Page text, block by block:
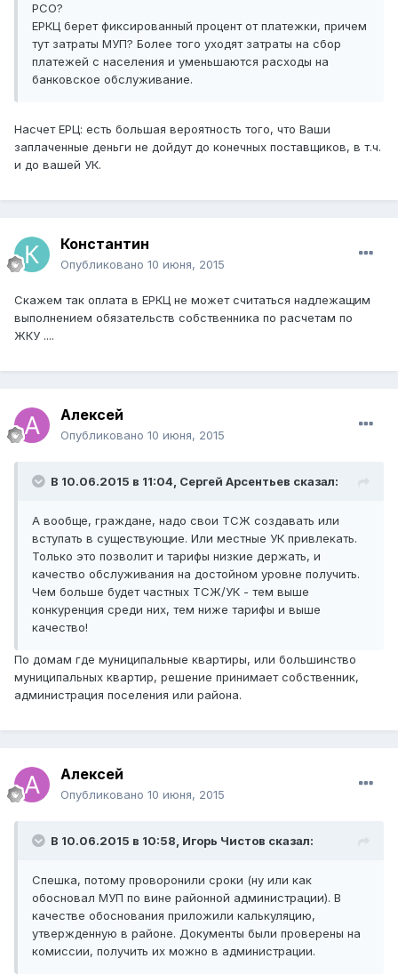
РСО?
ЕРКЦ берет фиксированный процент от платежки, причем
тут затраты МУП? Более того уходят затраты на сбор
платежей с населения и уменьшаются расходы на
банковское обслуживание.
Насчет ЕРЦ: есть большая вероятность того, что Ваши
заплаченные деньги не дойдут до конечных поставщиков, в т.ч.
и до вашей УК.
Константин
Опубликовано 10 июня, 2015
Скажем так оплата в ЕРКЦ не может считаться надлежащим
выполнением обязательств собственника по расчетам по
ЖКУ ....
Алексей
Опубликовано 10 июня, 2015
В 10.06.2015 в 11:04, Сергей Арсентьев сказал:
А вообще, граждане, надо свои ТСЖ создавать или
вступать в существующие. Или местные УК привлекать.
Только это позволит и тарифы низкие держать, и
качество обслуживания на достойном уровне получить.
Чем больше будет частных ТСЖ/УК - тем выше
конкуренция среди них, тем ниже тарифы и выше
качество!
По домам где муниципальные квартиры, или большинство
муниципальных квартир, решение принимает собственник,
администрация поселения или района.
Алексей
Опубликовано 10 июня, 2015
В 10.06.2015 в 10:58, Игорь Чистов сказал:
Спешка, потому проворонили сроки (ну или как
обосновал МУП по вине районной администрации). В
качестве обоснования приложили калькуляцию,
утвержденную в районе. Документы были проверены на
комиссии, получить их можно в администрации.